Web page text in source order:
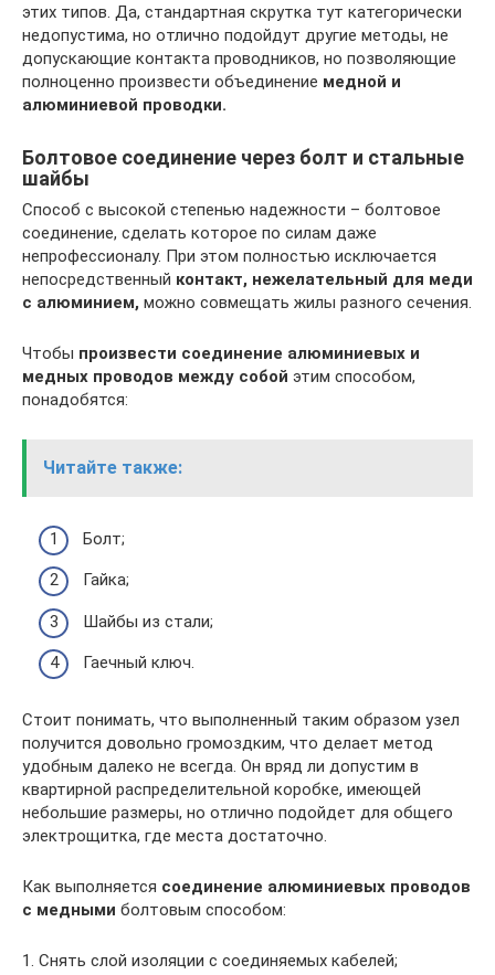
этих типов. Да, стандартная скрутка тут категорически
недопустима, но отлично подойдут другие методы, не
допускающие контакта проводников, но позволяющие
полноценно произвести объединение медной и
алюминиевой проводки.
Болтовое соединение через болт и стальные
шайбы
Способ с высокой степенью надежности – болтовое
соединение, сделать которое по силам даже
непрофессионалу. При этом полностью исключается
непосредственный контакт, нежелательный для меди
с алюминием, можно совмещать жилы разного сечения.
Чтобы произвести соединение алюминиевых и
медных проводов между собой этим способом,
понадобятся:
Читайте также:
Болт;
Гайка;
Шайбы из стали;
Гаечный ключ.
Стоит понимать, что выполненный таким образом узел
получится довольно громоздким, что делает метод
удобным далеко не всегда. Он вряд ли допустим в
квартирной распределительной коробке, имеющей
небольшие размеры, но отлично подойдет для общего
электрощитка, где места достаточно.
Как выполняется соединение алюминиевых проводов
с медными болтовым способом:
1. Снять слой изоляции с соединяемых кабелей;